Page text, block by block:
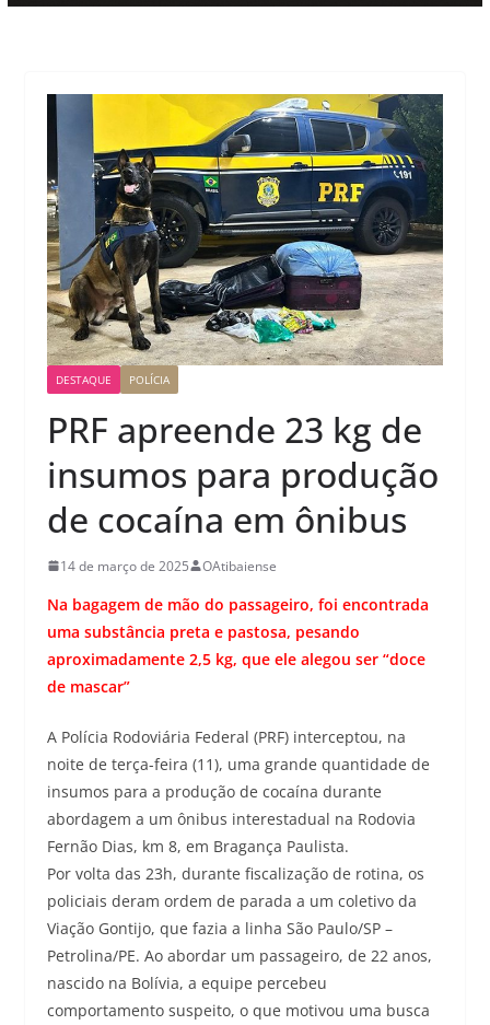
DESTAQUE POLÍCIA
PRF apreende 23 kg de
insumos para produção
de cocaína em ônibus
14 de março de 2025 OAtibaiense
Na bagagem de mão do passageiro, foi encontrada
uma substância preta e pastosa, pesando
aproximadamente 2,5 kg, que ele alegou ser “doce
de mascar”
A Polícia Rodoviária Federal (PRF) interceptou, na
noite de terça-feira (11), uma grande quantidade de
insumos para a produção de cocaína durante
abordagem a um ônibus interestadual na Rodovia
Fernão Dias, km 8, em Bragança Paulista.
Por volta das 23h, durante fiscalização de rotina, os
policiais deram ordem de parada a um coletivo da
Viação Gontijo, que fazia a linha São Paulo/SP –
Petrolina/PE. Ao abordar um passageiro, de 22 anos,
nascido na Bolívia, a equipe percebeu
comportamento suspeito, o que motivou uma busca